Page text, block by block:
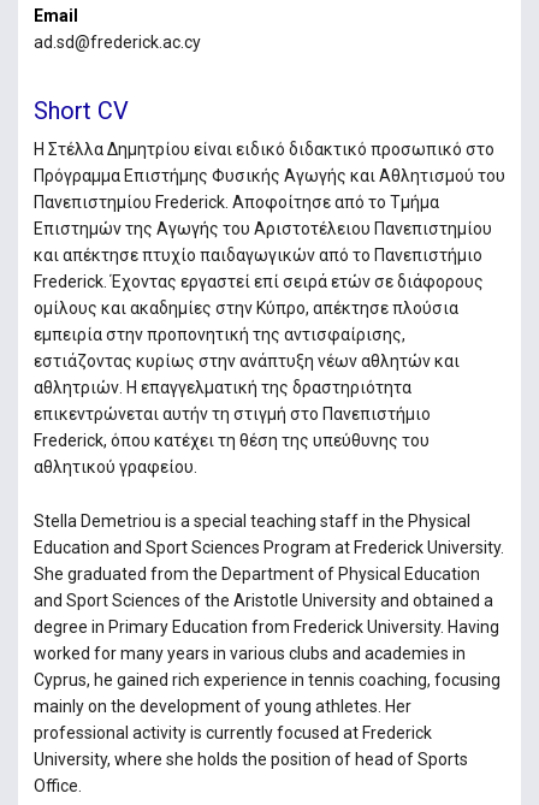
Email
ad.sd@frederick.ac.cy
Short CV
Η Στέλλα Δημητρίου είναι ειδικό διδακτικό προσωπικό στο
Πρόγραμμα Επιστήμης Φυσικής Αγωγής και Αθλητισμού του
Πανεπιστημίου Frederick. Αποφοίτησε από το Τμήμα
Επιστημών της Αγωγής του Αριστοτέλειου Πανεπιστημίου
και απέκτησε πτυχίο παιδαγωγικών από το Πανεπιστήμιο
Frederick. Έχοντας εργαστεί επί σειρά ετών σε διάφορους
ομίλους και ακαδημίες στην Κύπρο, απέκτησε πλούσια
εμπειρία στην προπονητική της αντισφαίρισης,
εστιάζοντας κυρίως στην ανάπτυξη νέων αθλητών και
αθλητριών. Η επαγγελματική της δραστηριότητα
επικεντρώνεται αυτήν τη στιγμή στο Πανεπιστήμιο
Frederick, όπου κατέχει τη θέση της υπεύθυνης του
αθλητικού γραφείου.
Stella Demetriou is a special teaching staff in the Physical
Education and Sport Sciences Program at Frederick University.
She graduated from the Department of Physical Education
and Sport Sciences of the Aristotle University and obtained a
degree in Primary Education from Frederick University. Having
worked for many years in various clubs and academies in
Cyprus, he gained rich experience in tennis coaching, focusing
mainly on the development of young athletes. Her
professional activity is currently focused at Frederick
University, where she holds the position of head of Sports
Office.